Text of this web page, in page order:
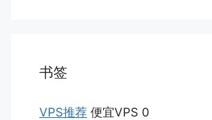
书签
VPS推荐 便宜VPS 0